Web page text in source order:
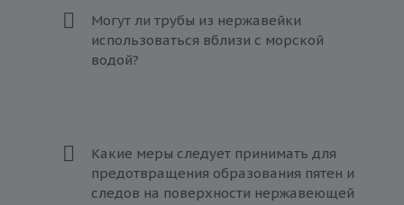
Могут ли трубы из нержавейки
использоваться вблизи с морской
водой?
Какие меры следует принимать для
предотвращения образования пятен и
следов на поверхности нержавеющей